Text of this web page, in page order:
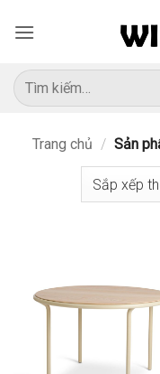
qua
dung
Tìm
kiếm:
Trang chủ / Sản